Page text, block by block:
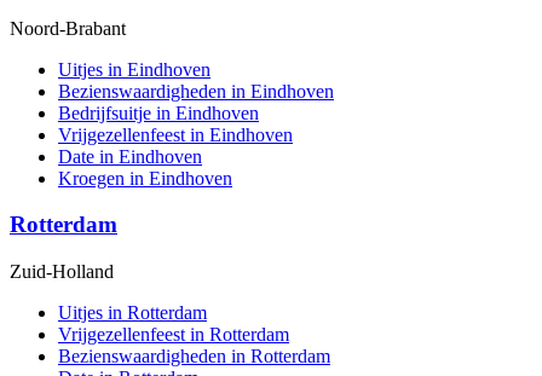
Noord-Brabant
Uitjes in Eindhoven
Bezienswaardigheden in Eindhoven
Bedrijfsuitje in Eindhoven
Vrijgezellenfeest in Eindhoven
Date in Eindhoven
Kroegen in Eindhoven
Rotterdam
Zuid-Holland
Uitjes in Rotterdam
Vrijgezellenfeest in Rotterdam
Bezienswaardigheden in Rotterdam